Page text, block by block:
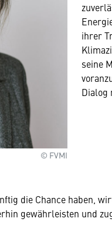
© FVMI
ihrer
seine
Dialog
die Chance haben,
gewährleisten und